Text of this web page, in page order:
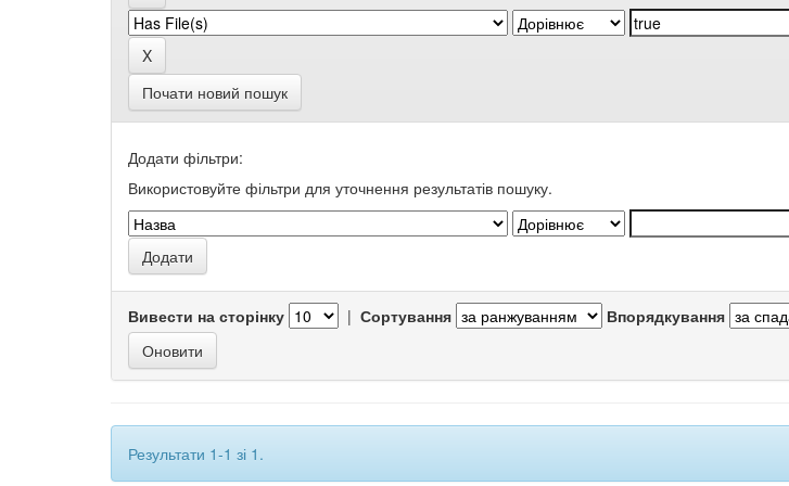
Почати новий пошук
Додати фільтри:
Використовуйте фільтри для уточнення результатів пошуку.
Вивести на сторінку | Сортування Впорядкування
Результати 1-1 зі 1.